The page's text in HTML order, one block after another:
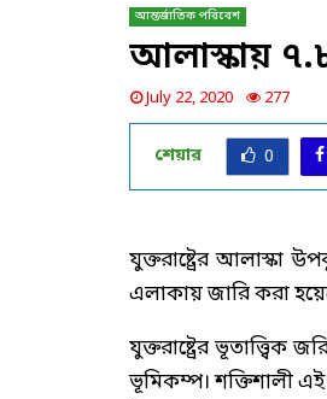
আন্তর্জাতিক পরিবেশ
আলাস্কায়
July 22, 2020 277
শেয়ার 0
যুক্তরাষ্ট্রের
এলাকায় জারি করা
যুক্তরাষ্ট্রের
ভূমিকম্প। শক্তিশালী